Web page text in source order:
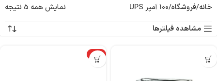
خانه فروشگاه 100 آمپر UPS
نمایش همه 5 نتیجه
مشاهده فیلترها
ویژه